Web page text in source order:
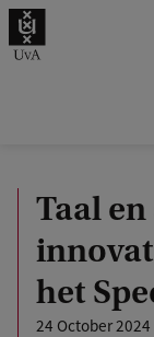
.
Taal
het
24 October 2024